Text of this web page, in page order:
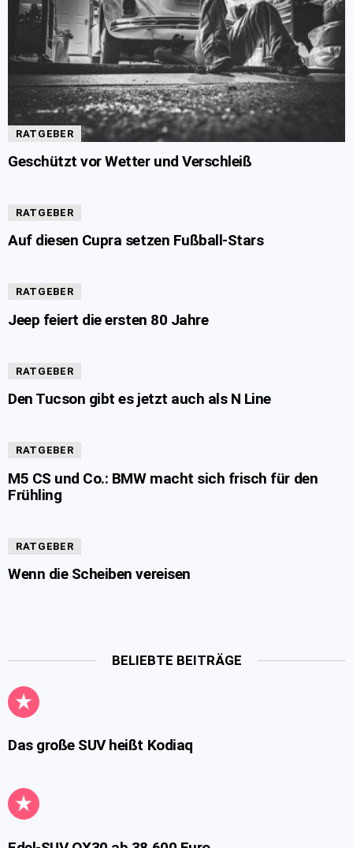
RATGEBER
Geschützt vor Wetter und Verschleiß
RATGEBER
Auf diesen Cupra setzen Fußball-Stars
RATGEBER
Jeep feiert die ersten 80 Jahre
RATGEBER
Den Tucson gibt es jetzt auch als N Line
RATGEBER
M5 CS und Co.: BMW macht sich frisch für den
Frühling
RATGEBER
Wenn die Scheiben vereisen
BELIEBTE BEITRÄGE
Das große SUV heißt Kodiaq